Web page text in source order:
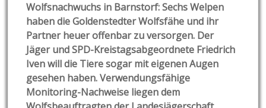
Wolfsnachwuchs in Barnstorf: Sechs Welpen
haben die Goldenstedter Wolfsfähe und ihr
Partner heuer offenbar zu versorgen. Der
Jäger und SPD-Kreistagsabgeordnete Friedrich
Iven will die Tiere sogar mit eigenen Augen
gesehen haben. Verwendungsfähige
Monitoring-Nachweise liegen dem